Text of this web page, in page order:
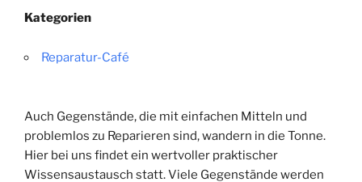
Kategorien
Reparatur-Café
Auch Gegenstände, die mit einfachen Mitteln und
problemlos zu Reparieren sind, wandern in die Tonne.
Hier bei uns findet ein wertvoller praktischer
Wissensaustausch statt. Viele Gegenstände werden